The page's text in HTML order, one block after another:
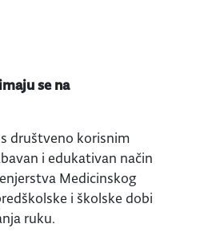
se na
društveno korisnim
i edukativan način
Medicinskog
i školske dobi
ruku.